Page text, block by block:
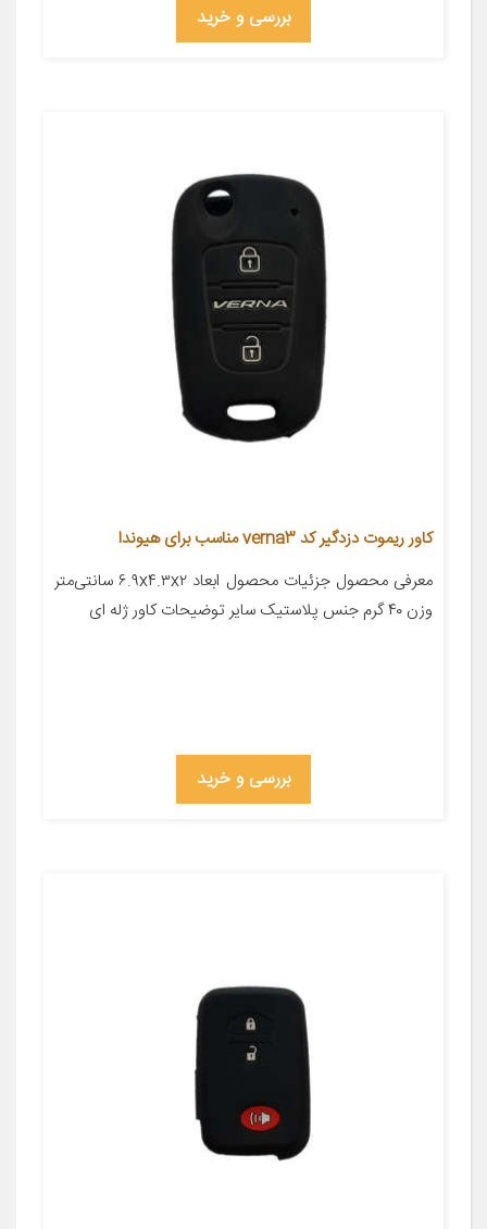
بررسی و خرید
کاور ریموت دزدگیر کد verna3 مناسب برای هیوندا
معرفی محصول جزئیات محصول ابعاد ۶.۹x۴.۳x۲ سانتی‌متر
وزن ۴۰ گرم جنس پلاستیک سایر توضیحات کاور ژله ای
بررسی و خرید